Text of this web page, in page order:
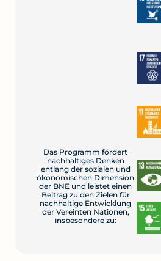
Das Programm fördert
nachhaltiges Denken
entlang der sozialen und
ökonomischen Dimension
der BNE und leistet einen
Beitrag zu den Zielen für
nachhaltige Entwicklung
der Vereinten Nationen,
insbesondere zu: